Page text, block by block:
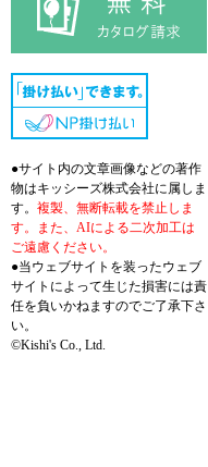
●サイト内の文章画像などの著作
物はキッシーズ株式会社に属しま
す。 複製、無断転載を禁止しま
す。また、AIによる二次加工は
ご遠慮ください。
●当ウェブサイトを装ったウェブ
サイトによって生じた損害には責
任を負いかねますのでご了承下さ
い。
©Kishi's Co., Ltd.